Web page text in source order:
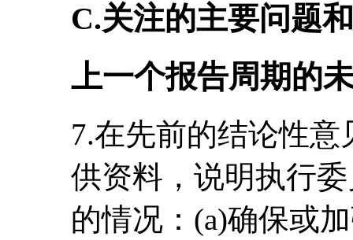
C.关注的主要问题
上一个报告周期的
7.在先前的结论性
供资料，说明执行
的情况：(a)确保或